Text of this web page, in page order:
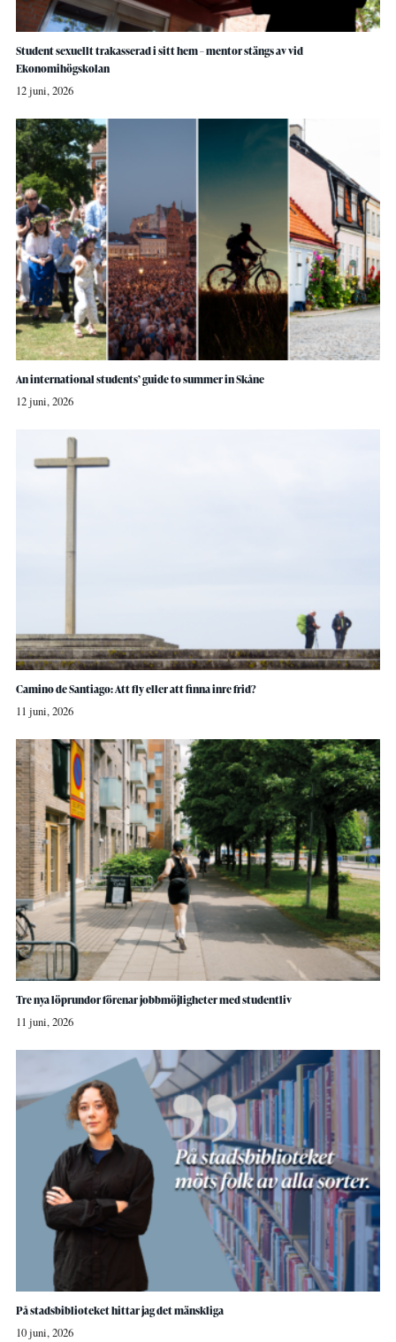
Student sexuellt trakasserad i sitt hem – mentor stängs av vid
Ekonomihögskolan
12 juni, 2026
An international students’ guide to summer in Skåne
12 juni, 2026
Camino de Santiago: Att fly eller att finna inre frid?
11 juni, 2026
Tre nya löprundor förenar jobbmöjligheter med studentliv
11 juni, 2026
På stadsbiblioteket hittar jag det mänskliga
10 juni, 2026